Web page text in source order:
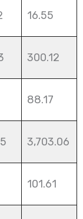
16.55
300.12
88.17
3,703.06
101.61